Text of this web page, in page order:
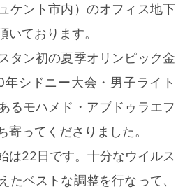
ケント市内）のオフィス地下
いております。
タン初の夏季オリンピック金
シドニー大会・男子ライト
るモハメド・アブドゥラエフ
寄ってくださりました。
は22日です。十分なウイルス
たベストな調整を行なって、